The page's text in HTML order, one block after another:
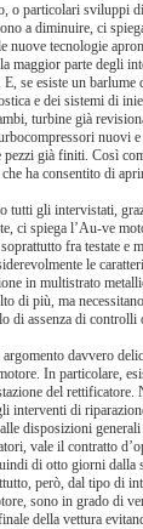
o particolari sviluppi
a diminuire, ci
nuove tecnologie
maggior parte degli
se esiste un
e dei sistemi di
turbine già
nuovi
già finiti. Così
ha consentito di
tutti gli intervistati,
ci spiega l’Au-ve
fra testate e
le
in multistrato
di più, ma
di assenza di
davvero
In particolare,
del rettificatore.
interventi di
disposizioni
vale il contratto
di otto giorni dalla
però, dal tipo di
sono in grado di
della vettura